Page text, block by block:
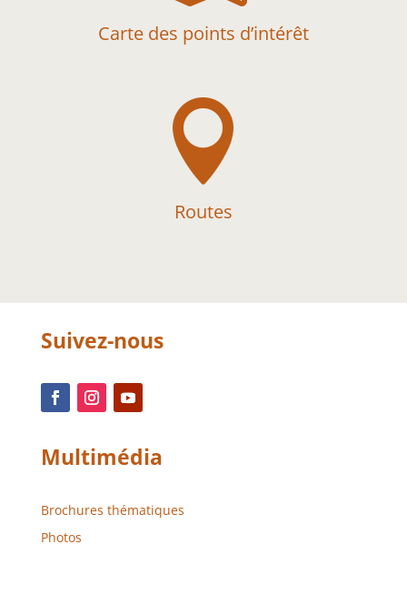
Carte des points d’intérêt

Routes
Suivez-nous
Multimédia
Brochures thématiques
Photos